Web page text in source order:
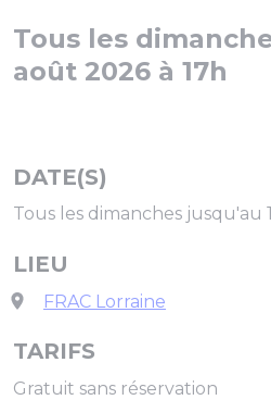
Tous les
août 2026 à 17h
DATE(S)
Tous les dimanches jusqu'au
LIEU
FRAC Lorraine
TARIFS
Gratuit sans réservation